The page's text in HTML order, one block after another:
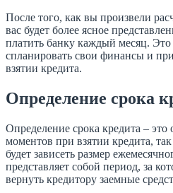
После того, как вы произвели
вас будет более ясное
платить банку каждый месяц.
спланировать свои финансы и
взятии кредита.
Определение срока
Определение срока кредита –
моментов при взятии кредита,
будет зависеть размер
представляет собой период, за
вернуть кредитору заемные